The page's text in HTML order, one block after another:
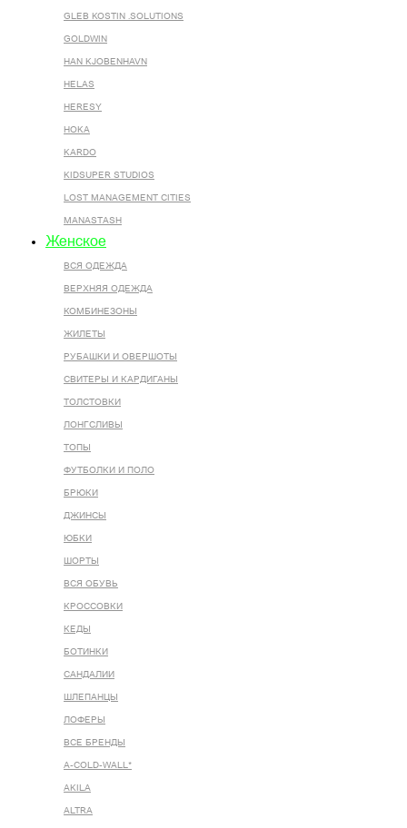
GLEB KOSTIN .SOLUTIONS
GOLDWIN
HAN KJOBENHAVN
HELAS
HERESY
HOKA
KARDO
KIDSUPER STUDIOS
LOST MANAGEMENT CITIES
MANASTASH
Женское
ВСЯ ОДЕЖДА
ВЕРХНЯЯ ОДЕЖДА
КОМБИНЕЗОНЫ
ЖИЛЕТЫ
РУБАШКИ И ОВЕРШОТЫ
СВИТЕРЫ И КАРДИГАНЫ
ТОЛСТОВКИ
ЛОНГСЛИВЫ
ТОПЫ
ФУТБОЛКИ И ПОЛО
БРЮКИ
ДЖИНСЫ
ЮБКИ
ШОРТЫ
ВСЯ ОБУВЬ
КРОССОВКИ
КЕДЫ
БОТИНКИ
САНДАЛИИ
ШЛЕПАНЦЫ
ЛОФЕРЫ
ВСЕ БРЕНДЫ
A-COLD-WALL*
AKILA
ALTRA